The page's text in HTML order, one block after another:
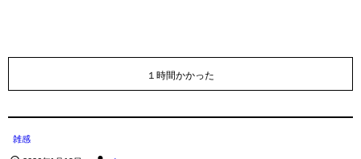
１時間かかった
雑感